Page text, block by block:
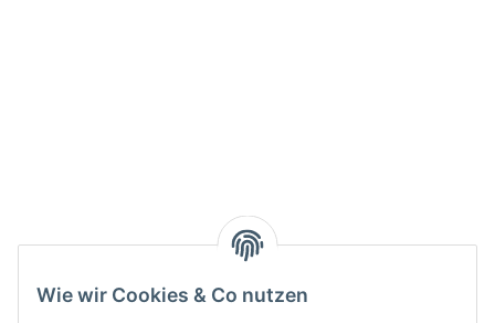
Wie wir Cookies & Co nutzen